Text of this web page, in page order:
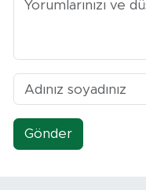
Gönder